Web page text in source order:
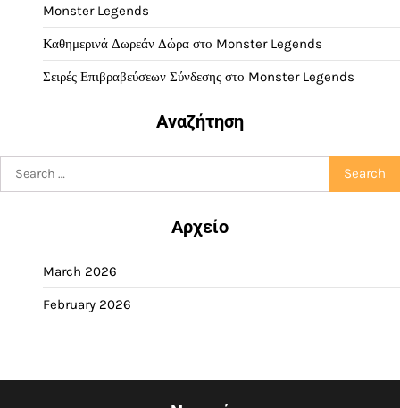
Monster Legends
Καθημερινά Δωρεάν Δώρα στο Monster Legends
Σειρές Επιβραβεύσεων Σύνδεσης στο Monster Legends
Αναζήτηση
Search
for:
Αρχείο
March 2026
February 2026